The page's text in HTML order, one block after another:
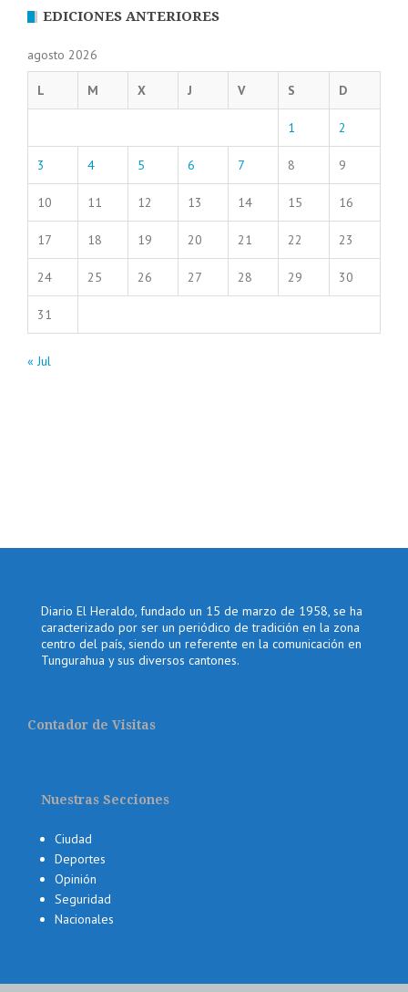
EDICIONES ANTERIORES
agosto 2026
L M X J V S D
1 2
3 4 5 6 7 8 9
10 11 12 13 14 15 16
17 18 19 20 21 22 23
24 25 26 27 28 29 30
31
« Jul
Diario El Heraldo, fundado un 15 de marzo de 1958, se ha
caracterizado por ser un periódico de tradición en la zona
centro del país, siendo un referente en la comunicación en
Tungurahua y sus diversos cantones.
Contador de Visitas
Nuestras Secciones
Ciudad
Deportes
Opinión
Seguridad
Nacionales